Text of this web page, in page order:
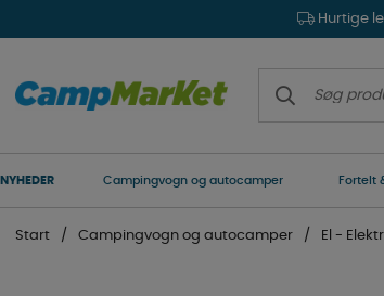
Hurtige
NYHEDER Campingvogn og autocamper Fortelt
Start Campingvogn og autocamper El -